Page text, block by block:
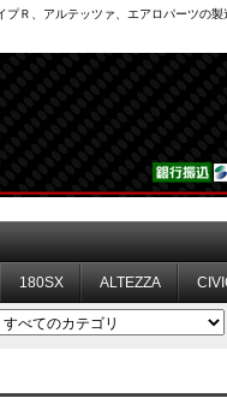
Ｒ、アルテッツァ、エアロパーツの製
180SX ALTEZZA